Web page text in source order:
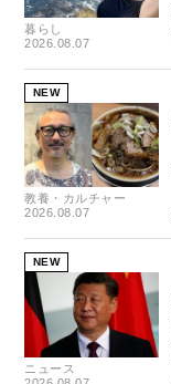
暮らし
2026.08.07
NEW
教養・カルチャー
2026.08.07
NEW
ニュース